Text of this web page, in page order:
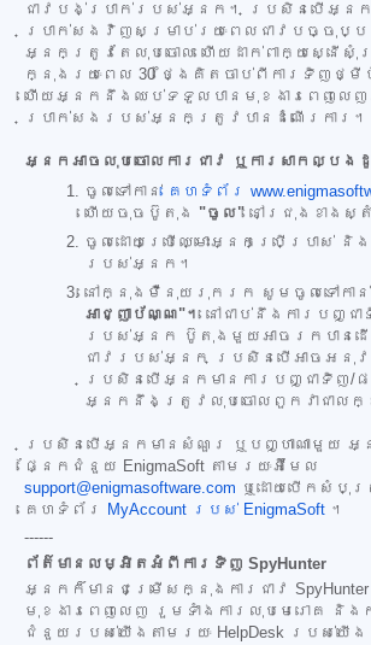
ជាវបង់ប្រាក់របស់អ្នក។ ប្រសិនបើអ្ន
ប្រាក់សងវិញសម្រាប់រយៈពេលជាវបច្ចុ
អ្នកត្រូវតែលុបចោល ហើយដាក់ពាក្យស្នើសុំ
ក្នុងរយៈពេល 30 ថ្ងៃគិតចាប់ពីការទិញ
ហើយអ្នកនឹងឈប់ទទួលបានមុខងារពេញលេញភ្
ប្រាក់សងរបស់អ្នកត្រូវបានដំណើរការ។
អ្នកអាចលុបចោលការជាវ ឬការសាកល្បងដូ
ចូលទៅកាន់ គេហទំព័រ
ហើយចុចប៊ូតុង "ចូល" នៅជ្រុងខាងស្តាំ
ចូលដោយប្រើឈ្មោះអ្នកប្រើប្រាស់ និ
របស់អ្នក។
នៅក្នុងម៉ឺនុយរុករក សូមចូលទៅកាន់
អាជ្ញាប័ណ្ណ"។ នៅជាប់នឹងការបញ្ជ
របស់អ្នក ប៊ូតុងមួយអាចរកបានដើ
ជាវរបស់អ្នក ប្រសិនបើអាចអនុវ
ប្រសិនបើអ្នកមានការបញ្ជាទិញ/
អ្នកនឹងត្រូវលុបចោលពួកវាជាលក្
ប្រសិនបើអ្នកមានសំណួរ ឬបញ្ហាណាមួយ អ្
ផ្នែកជំនួយ EnigmaSoft តាមរយៈអ៊ីមែល
support@enigmasoftware.com ឬដោយបើកសំបុត្
គេហទំព័រ
MyAccount របស់ EnigmaSoft ។
------
ព័ត៌មានលម្អិតអំពីការទិញ SpyHunter
អ្នកក៏មានជម្រើសក្នុងការជាវ
មុខងារពេញលេញ រួមទាំងការលុបមេរោគ និង
ជំនួយរបស់យើងតាមរយៈ HelpDesk របស់យើង